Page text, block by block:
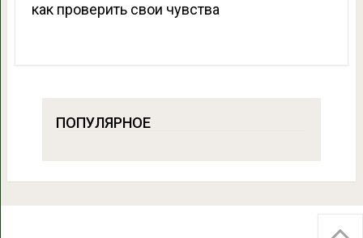
как проверить свои чувства
ПОПУЛЯРНОЕ